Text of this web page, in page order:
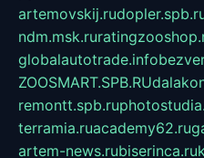
artemovskij.ru
ndm.msk.ru
globalautotrade.info
ZOOSMART.SPB.RU
remontt.spb.ru
terramia.ruacademy62.ru
artem-news.rubiserinca.ru